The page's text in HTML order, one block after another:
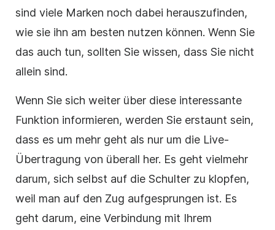
sind viele Marken noch dabei herauszufinden,
wie sie ihn am besten nutzen können. Wenn Sie
das auch tun, sollten Sie wissen, dass Sie nicht
allein sind.
Wenn Sie sich weiter über diese interessante
Funktion informieren, werden Sie erstaunt sein,
dass es um mehr geht als nur um die Live-
Übertragung von überall her. Es geht vielmehr
darum, sich selbst auf die Schulter zu klopfen,
weil man auf den Zug aufgesprungen ist. Es
geht darum, eine Verbindung mit Ihrem